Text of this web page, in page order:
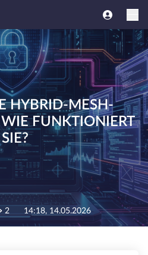
HYBRID-MESH-
FUNKTIONIERT
SIE?
2 14:18, 14.05.2026